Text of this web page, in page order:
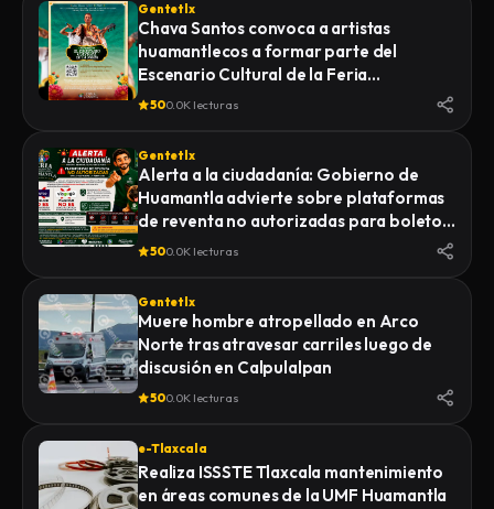
Gentetlx
Chava Santos convoca a artistas
huamantlecos a formar parte del
Escenario Cultural de la Feria
Internacional del Arte Efímero y la Dalia
500.0K lecturas
Gentetlx
Alerta a la ciudadanía: Gobierno de
Huamantla advierte sobre plataformas
de reventa no autorizadas para boletos
de la Feria 2026
500.0K lecturas
Gentetlx
Muere hombre atropellado en Arco
Norte tras atravesar carriles luego de
discusión en Calpulalpan
500.0K lecturas
e-Tlaxcala
Realiza ISSSTE Tlaxcala mantenimiento
en áreas comunes de la UMF Huamantla